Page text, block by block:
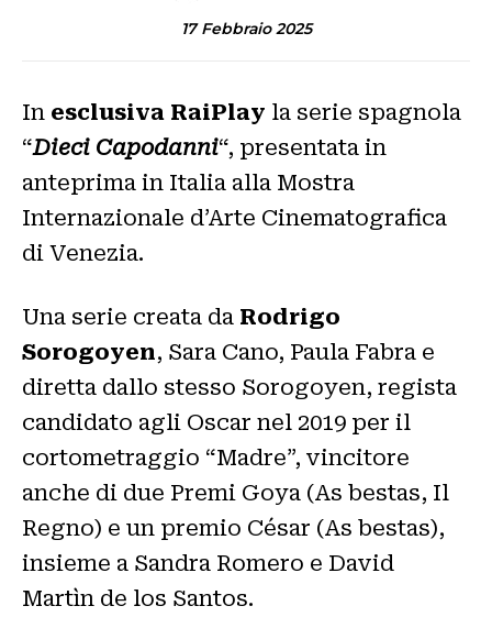
17 Febbraio 2025
In esclusiva RaiPlay la serie spagnola
“Dieci Capodanni“, presentata in
anteprima in Italia alla Mostra
Internazionale d’Arte Cinematografica
di Venezia.
Una serie creata da Rodrigo
Sorogoyen, Sara Cano, Paula Fabra e
diretta dallo stesso Sorogoyen, regista
candidato agli Oscar nel 2019 per il
cortometraggio “Madre”, vincitore
anche di due Premi Goya (As bestas, Il
Regno) e un premio César (As bestas),
insieme a Sandra Romero e David
Martìn de los Santos.